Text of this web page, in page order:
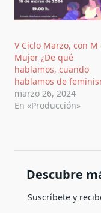
V Ciclo Marzo, con M
Mujer ¿De qué
hablamos, cuando
hablamos de
marzo 26, 2024
En «Producción»
Descubre
Suscríbete y